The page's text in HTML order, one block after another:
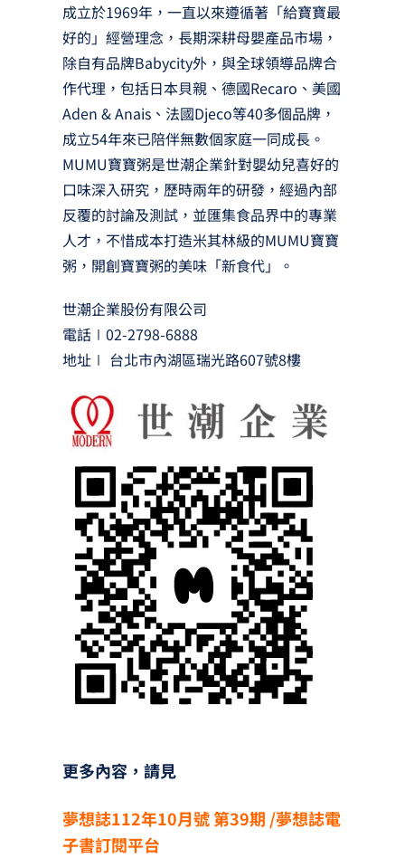
成立於1969年，一直以來遵循著「給寶寶最
好的」經營理念，長期深耕母嬰產品市場，
除自有品牌Babycity外，與全球領導品牌合
作代理，包括日本貝親、德國Recaro、美國
Aden & Anais、法國Djeco等40多個品牌，
成立54年來已陪伴無數個家庭一同成長。
MUMU寶寶粥是世潮企業針對嬰幼兒喜好的
口味深入研究，歷時兩年的研發，經過內部
反覆的討論及測試，並匯集食品界中的專業
人才，不惜成本打造米其林級的MUMU寶寶
粥，開創寶寶粥的美味「新食代」。
世潮企業股份有限公司
電話∣02-2798-6888
地址∣ 台北市內湖區瑞光路607號8樓
更多內容，請見
夢想誌112年10月號 第39期 /夢想誌電
子書訂閱平台